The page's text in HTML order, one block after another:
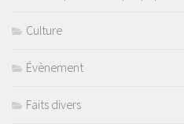
Culture
Évènement
Faits divers